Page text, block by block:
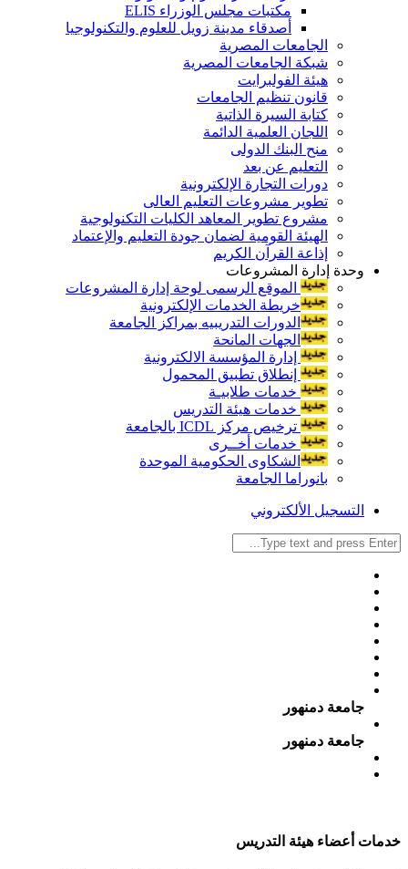
مكتبات مجلس الوزراء ELIS
أصدقاء مدينة زويل للعلوم والتكنولوجيا
الجامعات المصرية
شبكة الجامعات المصرية
هيئة الفولبرايت
قانون تنظيم الجامعات
كتابة السيرة الذاتية
اللجان العلمية الدائمة
منح البنك الدولى
التعليم عن بعد
دورات التجارة الإلكترونية
تطوير مشروعات التعليم العالى
مشروع تطوير المعاهد الكليات التكنولوجية
الهيئة القومية لضمان جودة التعليم والإعتماد
إذاعة القرآن الكريم
وحدة إدارة المشروعات
الموقع الرسمى لوحة إدارة المشروعات
خريطة الخدمات الإلكترونية
الدورات التدريبيه بمراكز الجامعة
الجهات المانحة
إدارة المؤسسة الالكترونية
إنطلاق تطبيق المحمول
خدمات طلابيـة
خدمات هيئة التدريس
ترخيص مركز ICDL بالجامعة
خدمات أخــرى
الشكاوى الحكومية الموحدة
بانوراما الجامعة
التسجيل الألكتروني
جامعة دمنهور
جامعة دمنهور
خدمات أعضاء هيئة التدريس